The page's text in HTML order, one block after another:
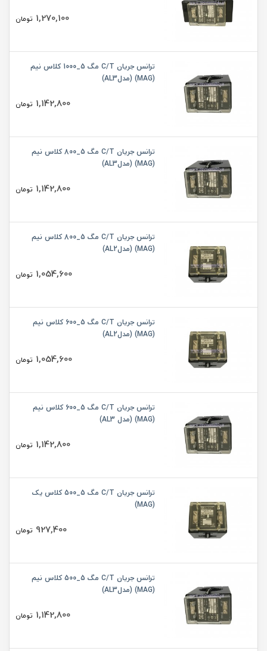
1,270,100 تومان
ترانس جریان C/T مگ 5_1000 کلاس نیم
(MAG) (مدلAL3)
1,142,800 تومان
ترانس جریان C/T مگ 5_800 کلاس نیم
(MAG) (مدلAL3)
1,142,800 تومان
ترانس جریان C/T مگ 5_800 کلاس نیم
(MAG) (مدلAL2)
1,054,600 تومان
ترانس جریان C/T مگ 5_600 کلاس نیم
(MAG) (مدلAL2)
1,054,600 تومان
ترانس جریان C/T مگ 5_600 کلاس نیم
(MAG) (مدل AL3)
1,142,800 تومان
ترانس جریان C/T مگ 5_500 کلاس یک
(MAG)
927,400 تومان
ترانس جریان C/T مگ 5_500 کلاس نیم
(MAG) (مدلAL3)
1,142,800 تومان